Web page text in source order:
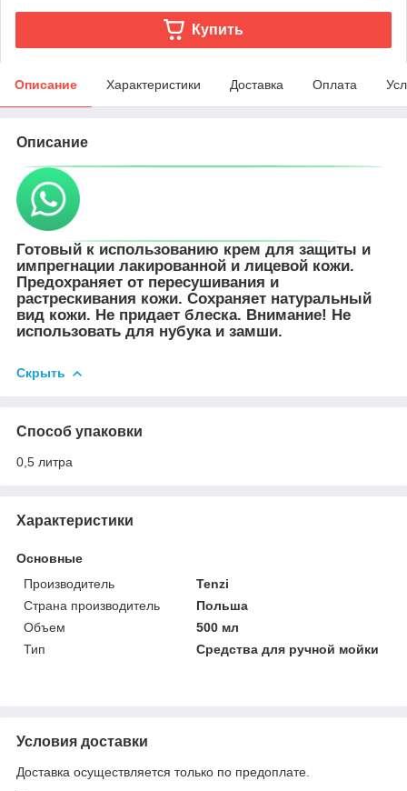
Купить
Описание Характеристики Доставка Оплата
Описание
Готовый к использованию крем для защиты и
импрегнации лакированной и лицевой кожи.
Предохраняет от пересушивания и
растрескивания кожи. Сохраняет натуральный
вид кожи. Не придает блеска. Внимание! Не
использовать для нубука и замши.
Скрыть
Способ упаковки
0,5 литра
Характеристики
Основные
Производитель
Tenzi
Страна производитель
Польша
Объем
500 мл
Тип
Средства для ручной мойки
Условия доставки
Доставка осуществляется только по предоплате.